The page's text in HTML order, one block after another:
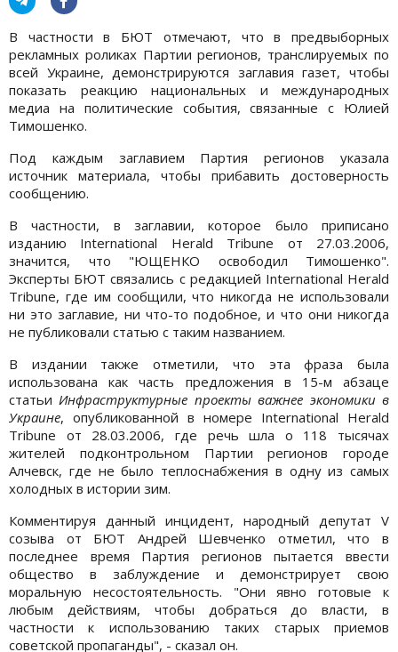
В частности в БЮТ отмечают, что в предвыборных
рекламных роликах Партии регионов, транслируемых по
всей Украине, демонстрируются заглавия газет, чтобы
показать реакцию национальных и международных
медиа на политические события, связанные с Юлией
Тимошенко.
Под каждым заглавием Партия регионов указала
источник материала, чтобы прибавить достоверность
сообщению.
В частности, в заглавии, которое было приписано
изданию International Herald Tribune от 27.03.2006,
значится, что "ЮЩЕНКО освободил Тимошенко".
Эксперты БЮТ связались с редакцией International Herald
Tribune, где им сообщили, что никогда не использовали
ни это заглавие, ни что-то подобное, и что они никогда
не публиковали статью с таким названием.
В издании также отметили, что эта фраза была
использована как часть предложения в 15-м абзаце
статьиИнфраструктурные проекты важнее экономики в
Украине, опубликованной в номере International Herald
Tribune от 28.03.2006, где речь шла о 118 тысячах
жителей подконтрольном Партии регионов городе
Алчевск, где не было теплоснабжения в одну из самых
холодных в истории зим.
Комментируя данный инцидент, народный депутат V
созыва от БЮТ Андрей Шевченко отметил, что в
последнее время Партия регионов пытается ввести
общество в заблуждение и демонстрирует свою
моральную несостоятельность. "Они явно готовые к
любым действиям, чтобы добраться до власти, в
частности к использованию таких старых приемов
советской пропаганды", - сказал он.